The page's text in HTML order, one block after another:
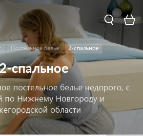
Постельное белье 2-спальное
спальное
постельное белье недорого, с
по Нижнему Новгороду и
области